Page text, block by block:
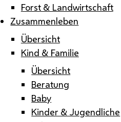
Forst & Landwirtschaft
Zusammenleben
Übersicht
Kind & Familie
Übersicht
Beratung
Baby
Kinder & Jugendliche